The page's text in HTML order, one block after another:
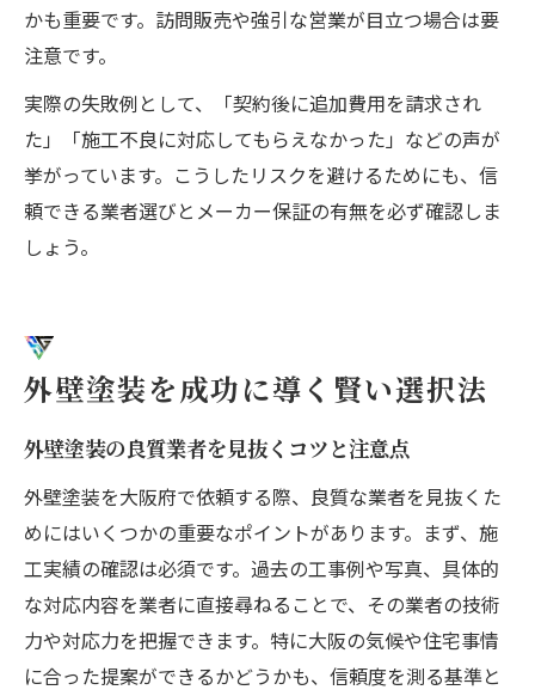
かも重要です。訪問販売や強引な営業が目立つ場合は要
注意です。
実際の失敗例として、「契約後に追加費用を請求され
た」「施工不良に対応してもらえなかった」などの声が
挙がっています。こうしたリスクを避けるためにも、信
頼できる業者選びとメーカー保証の有無を必ず確認しま
しょう。
外壁塗装を成功に導く賢い選択法
外壁塗装の良質業者を見抜くコツと注意点
外壁塗装を大阪府で依頼する際、良質な業者を見抜くた
めにはいくつかの重要なポイントがあります。まず、施
工実績の確認は必須です。過去の工事例や写真、具体的
な対応内容を業者に直接尋ねることで、その業者の技術
力や対応力を把握できます。特に大阪の気候や住宅事情
に合った提案ができるかどうかも、信頼度を測る基準と